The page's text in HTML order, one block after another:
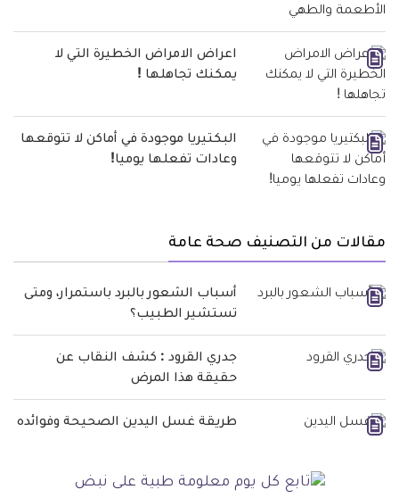
اعراض الامراض الخطيرة التي لا
يمكنك تجاهلها !
البكتيريا موجودة في أماكن لا تتوقعها
وعادات تفعلها يوميا!
مقالات من التصنيف صحة عامة
أسباب الشعور بالبرد باستمرار، ومتى
تستشير الطبيب؟
جدري القرود : كشف النقاب عن
حقيقة هذا المرض
طريقة غسل اليدين الصحيحة وفوائده